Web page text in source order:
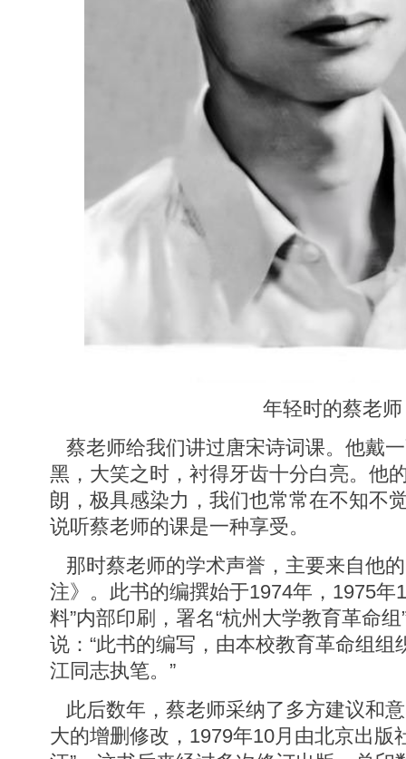
年轻时的蔡老师
蔡老师给我们讲过唐宋诗词课。他戴
黑，大笑之时，衬得牙齿十分白亮。他
朗，极具感染力，我们也常常在不知不
说听蔡老师的课是一种享受。
那时蔡老师的学术声誉，主要来自他
注》。此书的编撰始于1974年，1975年
料”内部印刷，署名“杭州大学教育革命
说：“此书的编写，由本校教育革命组
江同志执笔。”
此后数年，蔡老师采纳了多方建议和
大的增删修改，1979年10月由北京出版